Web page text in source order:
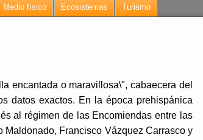
Medio físico Ecosistemas Turismo
encantada o maravillosa\", cabaecera del
datos exactos. En la época prehispánica
al régimen de las Encomiendas entre las
Francisco Vázquez Carrasco y